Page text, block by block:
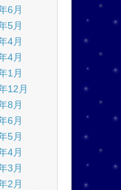
6月
5月
4月
4月
1月
12月
8月
6月
5月
4月
3月
2月